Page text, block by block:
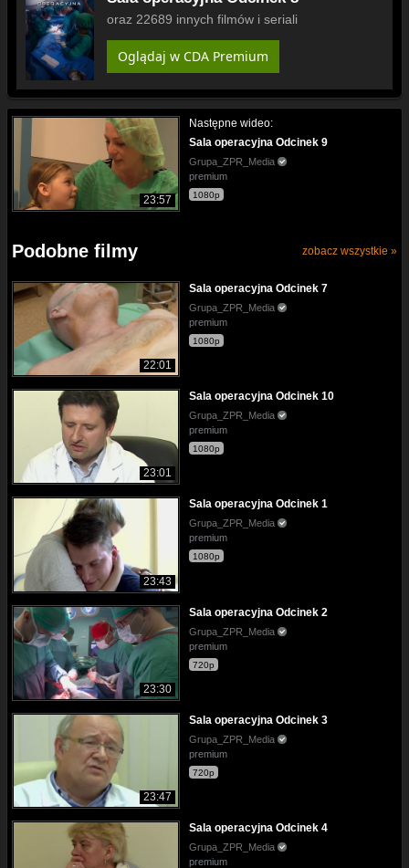
oraz 22689 innych filmów i seriali
Oglądaj w CDA Premium
23:57
Następne wideo:
Sala operacyjna Odcinek 9
Grupa_ZPR_Media
premium
1080p
Podobne filmy zobacz wszystkie »
22:01
Sala operacyjna Odcinek 7
Grupa_ZPR_Media
premium
1080p
23:01
Sala operacyjna Odcinek 10
Grupa_ZPR_Media
premium
1080p
23:43
Sala operacyjna Odcinek 1
Grupa_ZPR_Media
premium
1080p
23:30
Sala operacyjna Odcinek 2
Grupa_ZPR_Media
premium
720p
23:47
Sala operacyjna Odcinek 3
Grupa_ZPR_Media
premium
720p
Sala operacyjna Odcinek 4
Grupa_ZPR_Media
premium